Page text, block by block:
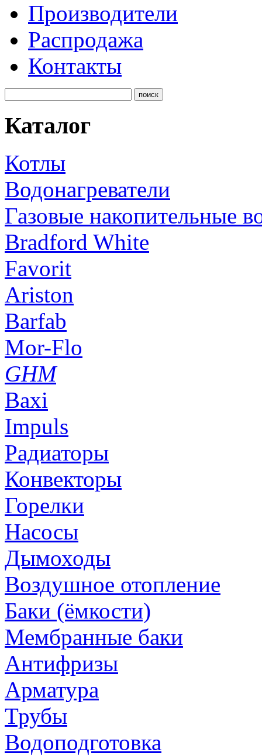
Производители
Распродажа
Контакты
Каталог
Котлы
Водонагреватели
Газовые накопительные
Bradford White
Favorit
Ariston
Barfab
Mor-Flo
GHM
Baxi
Impuls
Радиаторы
Конвекторы
Горелки
Насосы
Дымоходы
Воздушное отопление
Баки (ёмкости)
Мембранные баки
Антифризы
Арматура
Трубы
Водоподготовка